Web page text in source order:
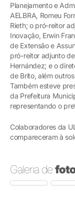
Planejamento e
AELBRA, Romeu
Rieth; o pró-reitor
Inovação, Erwin
de Extensão e
pró-reitor adjunto
Hernández; e o
de Brito, além
Também esteve
da Prefeitura
representando o
Colaboradores da
compareceram à
Galeria de